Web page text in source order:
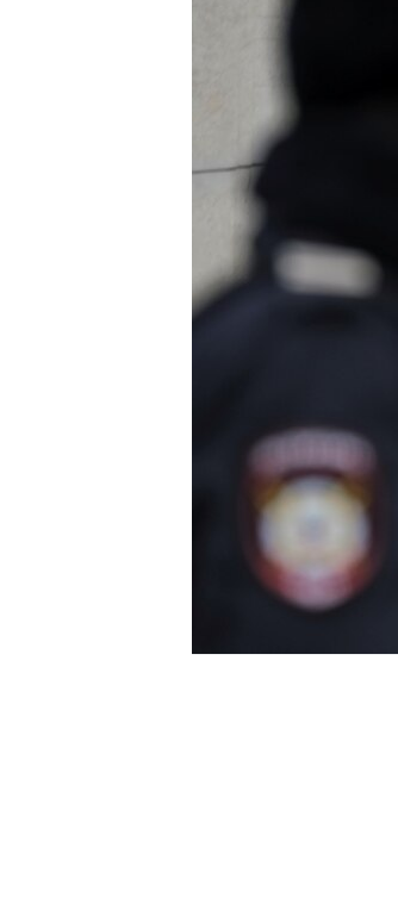
УКРАИНСКАЯ ПРОБЛЕМА КРЫМА